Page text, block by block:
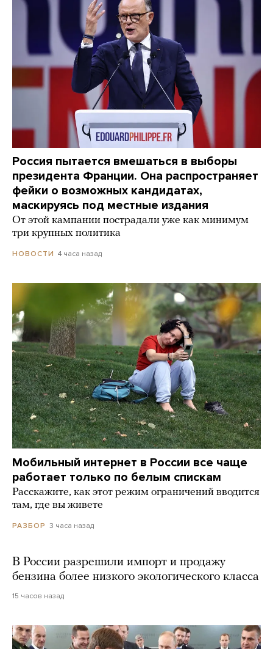
Россия пытается вмешаться в выборы
президента Франции. Она распространяет
фейки о возможных кандидатах,
маскируясь под местные издания
От этой кампании пострадали уже как минимум
три крупных политика
НОВОСТИ 4 часа назад
Мобильный интернет в России все чаще
работает только по белым спискам
Расскажите, как этот режим ограничений вводится
там, где вы живете
РАЗБОР 3 часа назад
В России разрешили импорт и продажу
бензина более низкого экологического класса
15 часов назад